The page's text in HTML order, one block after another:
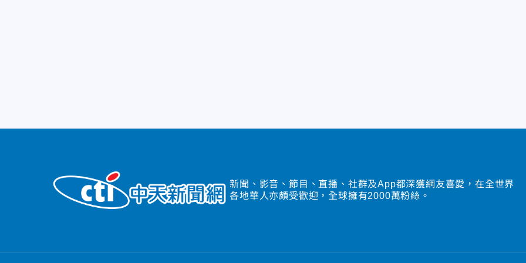
新聞、影音、節目、直播、社群及App都深獲網友喜愛，在全世界
各地華人亦頗受歡迎，全球擁有2000萬粉絲。